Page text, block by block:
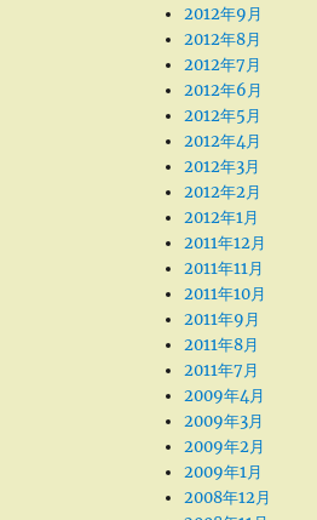
2012年9月
2012年8月
2012年7月
2012年6月
2012年5月
2012年4月
2012年3月
2012年2月
2012年1月
2011年12月
2011年11月
2011年10月
2011年9月
2011年8月
2011年7月
2009年4月
2009年3月
2009年2月
2009年1月
2008年12月